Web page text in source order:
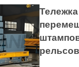
рельсов